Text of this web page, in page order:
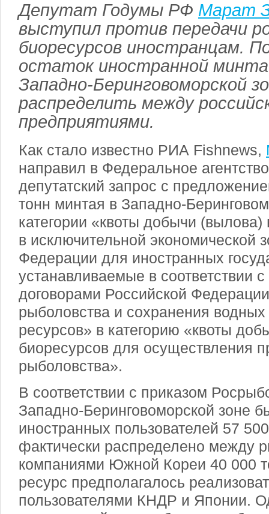
Депутат Годумы РФ Марат
выступил против передачи
биоресурсов иностранцам.
остаток иностранной
Западно-Беринговоморской
распределить между
предприятиями.
Как стало известно РИА Fishnews,
направил в Федеральное
депутатский запрос с
тонн минтая в Западно-
категории «квоты добычи
в исключительной экономической
Федерации для иностранных
устанавливаемые в соответствии
договорами Российской
рыболовства и сохранения водных
ресурсов» в категорию «квоты
биоресурсов для осуществления
рыболовства».
В соответствии с приказом
Западно-Беринговоморской зоне
иностранных пользователей 57
фактически распределено между
компаниями Южной Кореи 40 000
ресурс предполагалось
пользователями КНДР и Японии.